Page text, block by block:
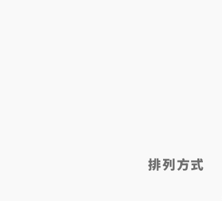
排列方式